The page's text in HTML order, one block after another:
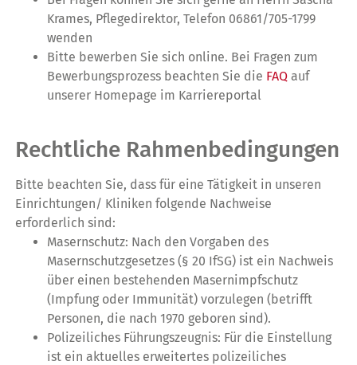
Krames, Pflegedirektor, Telefon 06861/705-1799
wenden
Bitte bewerben Sie sich online. Bei Fragen zum
Bewerbungsprozess beachten Sie die FAQauf
unserer Homepage im Karriereportal
Rechtliche Rahmenbedingungen
Bitte beachten Sie, dass für eine Tätigkeit in unseren
Einrichtungen/ Kliniken folgende Nachweise
erforderlich sind:
Masernschutz: Nach den Vorgaben des
Masernschutzgesetzes (§ 20 IfSG) ist ein Nachweis
über einen bestehenden Masernimpfschutz
(Impfung oder Immunität) vorzulegen (betrifft
Personen, die nach 1970 geboren sind).
Polizeiliches Führungszeugnis: Für die Einstellung
ist ein aktuelles erweitertes polizeiliches